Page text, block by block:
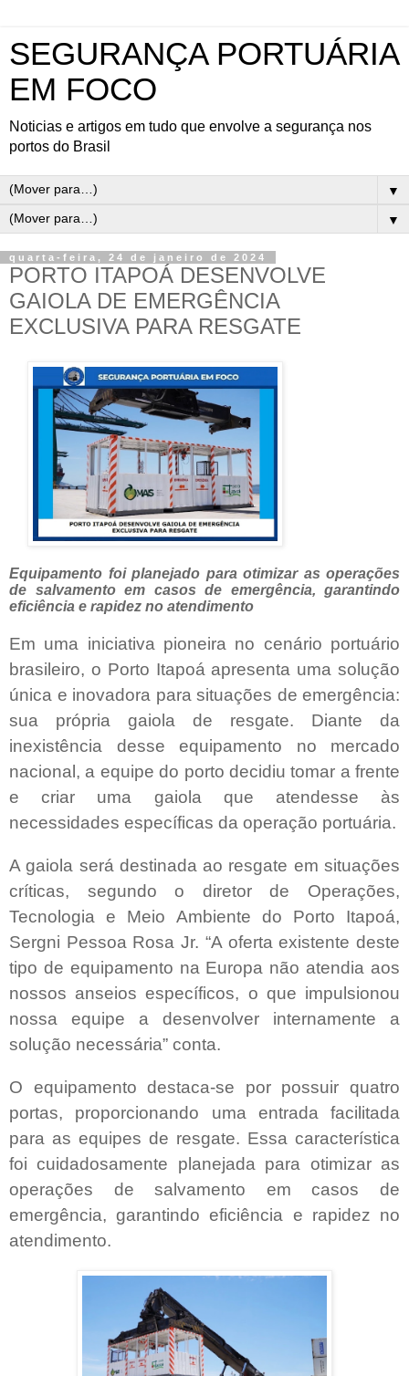
SEGURANÇA PORTUÁRIA
EM FOCO
Noticias e artigos em tudo que envolve a segurança nos
portos do Brasil
▼
▼
quarta-feira, 24 de janeiro de 2024
PORTO ITAPOÁ DESENVOLVE
GAIOLA DE EMERGÊNCIA
EXCLUSIVA PARA RESGATE
Equipamento foi planejado para otimizar as operações
de salvamento em casos de emergência, garantindo
eficiência e rapidez no atendimento
Em uma iniciativa pioneira no cenário portuário
brasileiro, o Porto Itapoá apresenta uma solução
única e inovadora para situações de emergência:
sua própria gaiola de resgate. Diante da
inexistência desse equipamento no mercado
nacional, a equipe do porto decidiu tomar a frente
e criar uma gaiola que atendesse às
necessidades específicas da operação portuária.
A gaiola será destinada ao resgate em situações
críticas, segundo o diretor de Operações,
Tecnologia e Meio Ambiente do Porto Itapoá,
Sergni Pessoa Rosa Jr. “A oferta existente deste
tipo de equipamento na Europa não atendia aos
nossos anseios específicos, o que impulsionou
nossa equipe a desenvolver internamente a
solução necessária” conta.
O equipamento destaca-se por possuir quatro
portas, proporcionando uma entrada facilitada
para as equipes de resgate. Essa característica
foi cuidadosamente planejada para otimizar as
operações de salvamento em casos de
emergência, garantindo eficiência e rapidez no
atendimento.